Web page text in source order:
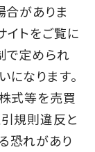
がありま
イトをご覧に
で定められ
なります。
式等を売買
規則違反と
恐れがあり